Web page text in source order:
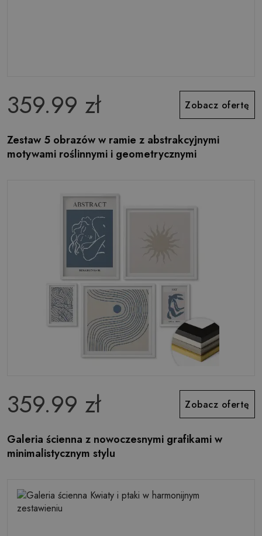
359.99 zł Zobacz ofertę
Zestaw 5 obrazów w ramie z abstrakcyjnymi
motywami roślinnymi i geometrycznymi
359.99 zł Zobacz ofertę
Galeria ścienna z nowoczesnymi grafikami w
minimalistycznym stylu